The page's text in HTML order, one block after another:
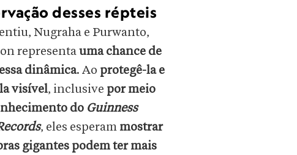
desses répteis
Nugraha e Purwanto,
representauma chance de
dinâmica. Ao protegê-la e
visível, inclusive por meio
do Guinness
, eles esperam mostrar
gigantes podem ter mais